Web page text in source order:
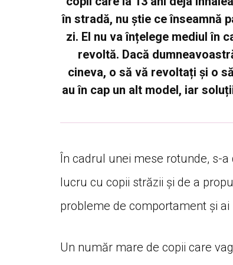
în stradă, nu știe ce înseamnă
zi. El nu va înțelege mediul în
revoltă. Dacă
cineva, o să vă revoltați și o
au în cap un alt model, iar
În cadrul unei mese rotunde, s-
lucru cu copii străzii și de a
probleme de comportament și
Un număr mare de copii care